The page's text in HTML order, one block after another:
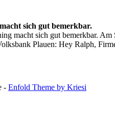
sich gut bemerkbar.
macht sich gut bemerkbar.
Plauen: Hey Ralph,
- Enfold Theme by Kriesi